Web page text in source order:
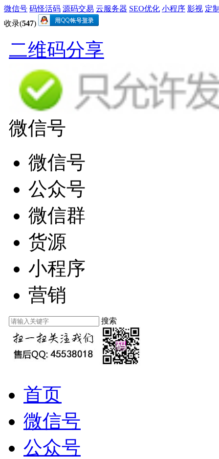
微信号 码怪活码 源码交易 云服务器 SEO优化 小程序 影视 定
收录(547)
二维码分享
微信号
微信号
公众号
微信群
货源
小程序
营销
搜索
首页
微信号
公众号